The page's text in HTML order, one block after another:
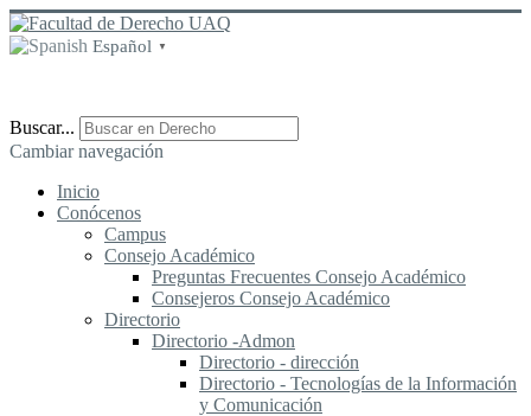
Español ▼
Buscar...
Cambiar navegación
Inicio
Conócenos
Campus
Consejo Académico
Preguntas Frecuentes Consejo Académico
Consejeros Consejo Académico
Directorio
Directorio -Admon
Directorio - dirección
Directorio - Tecnologías de la Información
y Comunicación